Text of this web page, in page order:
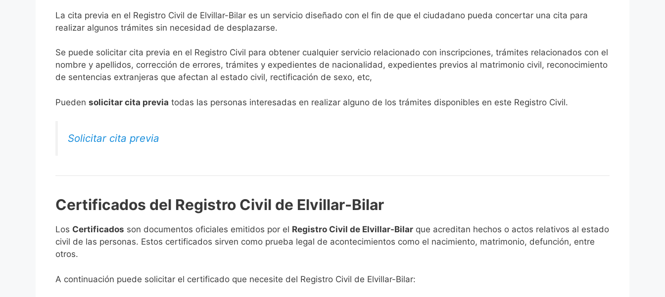
​​​​​​​​​​​​​​​​​​​​​​​​​​​​La cita previa en el Registro Civil de Elvillar-Bilar es un servicio diseñado con el fin de que el ciudadano pueda concertar una cita para
realizar algunos trámites sin necesidad de desplazarse.​
Se puede solicitar cita previa en el Registro Civil para obtener cualquier servicio relacionado con inscripciones, trámites relacionados con el
nombre y apellidos, corrección de errores, trámites y expedientes de nacionalidad, expedientes previos al matrimonio civil, reconocimiento
de sentencias extranjeras que afectan al estado civil, rectificación de sexo, etc,
​Pueden solicitar cita previa todas las personas interesadas en realizar alguno de los trámites disponibles en este Registro Civil.​
Solicitar cita previa
Certificados del Registro Civil de Elvillar-Bilar
Los Certificados son documentos oficiales emitidos por el Registro Civil de Elvillar-Bilar que acreditan hechos o actos relativos al estado
civil de las personas. Estos certificados sirven como prueba legal de acontecimientos como el nacimiento, matrimonio, defunción, entre
otros.
A continuación puede solicitar el certificado que necesite del Registro Civil de Elvillar-Bilar: